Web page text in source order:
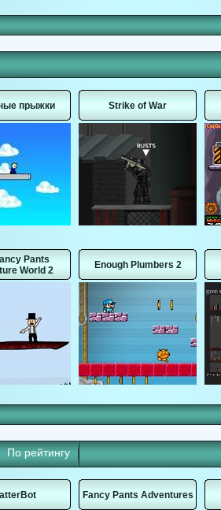
прыжки Strike of War
Pants
World 2
Enough Plumbers 2
По рейтингу
Fancy Pants Adventures